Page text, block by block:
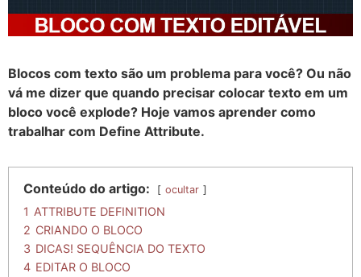
Blocos com texto são um problema para você? Ou não
vá me dizer que quando precisar colocar texto em um
bloco você explode? Hoje vamos aprender como
trabalhar com Define Attribute.
Conteúdo do artigo: ocultar
1 ATTRIBUTE DEFINITION
2 CRIANDO O BLOCO
3 DICAS! SEQUÊNCIA DO TEXTO
4 EDITAR O BLOCO